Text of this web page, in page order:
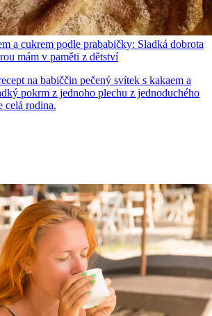
a cukrem podle prababičky: Sladká dobrota
mám v paměti z dětství
na babiččin pečený svítek s kakaem a
pokrm z jednoho plechu z jednoduchého
celá rodina.